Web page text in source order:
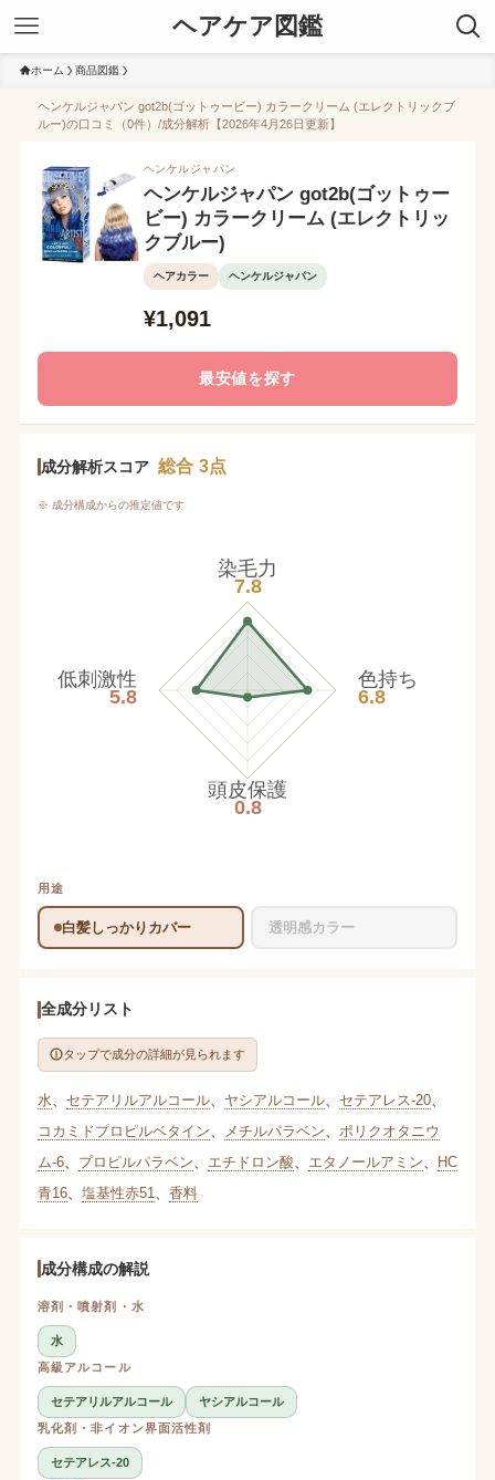
ヘアケア図鑑
ホーム 商品図鑑
ヘンケルジャパン got2b(ゴットゥービー) カラークリーム (エレクトリックブ
ルー)の口コミ（0件）/成分解析【2026年4月26日更新】
ヘンケルジャパン
ヘンケルジャパン got2b(ゴットゥー
ビー) カラークリーム (エレクトリッ
クブルー)
ヘアカラー ヘンケルジャパン
¥1,091
最安値を探す
成分解析スコア 総合 3点
※ 成分構成からの推定値です
染毛力
7.8
色持ち
6.8
頭皮保護
0.8
低刺激性
5.8
用途
白髪しっかりカバー 透明感カラー
全成分リスト
タップで成分の詳細が見られます
水 セテアリルアルコール、 ヤシアルコール、 セテアレス-20、
コカミドプロピルベタイン
メチルパラベン
ポリクオタニウ
ム-6、 プロピルパラベン エチドロン酸 エタノールアミン
HC
青16、 塩基性赤51 香料
成分構成の解説
溶剤・噴射剤・水
水
高級アルコール
セテアリルアルコール
ヤシアルコール
乳化剤・非イオン界面活性剤
セテアレス-20